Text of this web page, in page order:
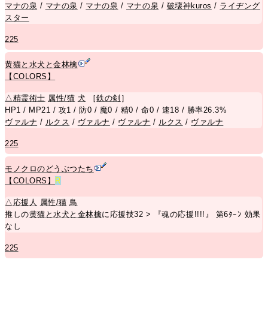
マナの泉 / マナの泉 / マナの泉 / マナの泉 / 破壊神kuros / ライヂング
スター
225
黄猫と水犬と金林檎
【COLORS】
△ 精霊術士 属性/猫 犬 ［鉄の剣 ］
HP1 / MP21 / 攻1 / 防0 / 魔0 / 精0 / 命0 / 速18 / 勝率26.3%
ヴァルナ / ルクス / ヴァルナ / ヴァルナ / ルクス / ヴァルナ
225
モノクロのどうぶつたち
【COLORS】 R
△ 応援人 属性/猫 鳥
推しの黄猫と水犬と金林檎に応援技32 > 『魂の応援!!!!』 第6ﾀｰﾝ 効果
なし
225